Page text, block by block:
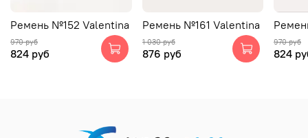
Ремень №152 Valentina
970 руб
824 руб
Ремень №161 Valentina
1 030 руб
876 руб
970 руб
824